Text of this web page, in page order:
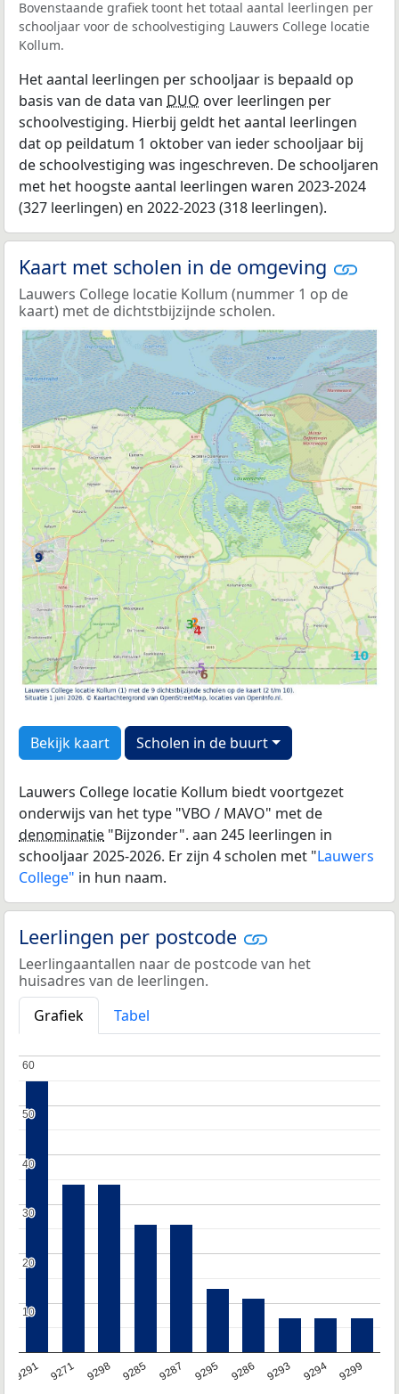
Bovenstaande grafiek toont het totaal aantal leerlingen per
schooljaar voor de schoolvestiging Lauwers College locatie
Kollum.
Het aantal leerlingen per schooljaar is bepaald op
basis van de data van DUO over leerlingen per
schoolvestiging. Hierbij geldt het aantal leerlingen
dat op peildatum 1 oktober van ieder schooljaar bij
de schoolvestiging was ingeschreven. De schooljaren
met het hoogste aantal leerlingen waren 2023-2024
(327 leerlingen) en 2022-2023 (318 leerlingen).
Kaart met scholen in de omgeving
Lauwers College locatie Kollum (nummer 1 op de
kaart) met de dichtstbijzijnde scholen.
Bekijk kaart Scholen in de buurt
Lauwers College locatie Kollum biedt voortgezet
onderwijs van het type "VBO / MAVO" met de
denominatie "Bijzonder". aan 245 leerlingen in
schooljaar 2025-2026. Er zijn 4 scholen met "Lauwers
College" in hun naam.
Leerlingen per postcode
Leerlingaantallen naar de postcode van het
huisadres van de leerlingen.
Grafiek
Tabel
9291 9271 9298 9285 9287 9295 9286 9293 9294 9299
10
10
20
20
30
30
40
40
50
50
60
60